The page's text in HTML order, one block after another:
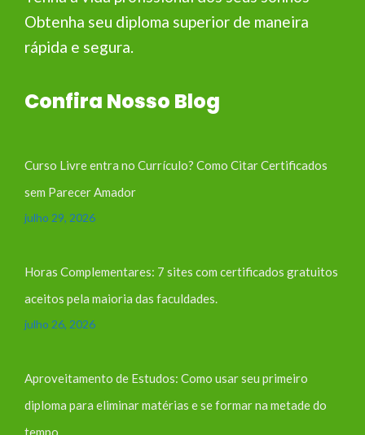
Obtenha seu diploma superior de maneira
rápida e segura.
Confira Nosso Blog
Curso Livre entra no Currículo? Como Citar Certificados
sem Parecer Amador
julho 29, 2026
Horas Complementares: 7 sites com certificados gratuitos
aceitos pela maioria das faculdades.
julho 26, 2026
Aproveitamento de Estudos: Como usar seu primeiro
diploma para eliminar matérias e se formar na metade do
tempo